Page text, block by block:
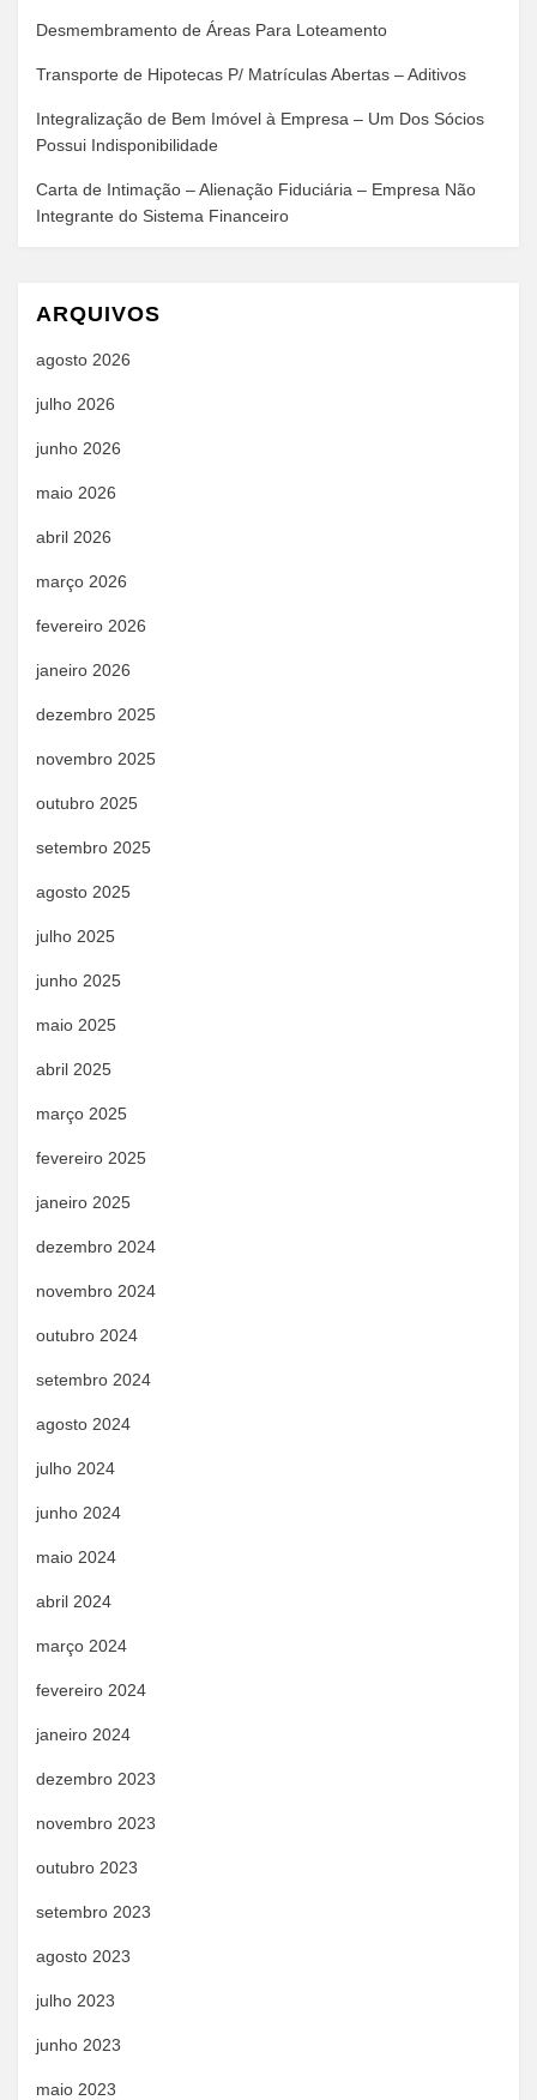
Desmembramento de Áreas Para Loteamento
Transporte de Hipotecas P/ Matrículas Abertas – Aditivos
Integralização de Bem Imóvel à Empresa – Um Dos Sócios
Possui Indisponibilidade
Carta de Intimação – Alienação Fiduciária – Empresa Não
Integrante do Sistema Financeiro
ARQUIVOS
agosto 2026
julho 2026
junho 2026
maio 2026
abril 2026
março 2026
fevereiro 2026
janeiro 2026
dezembro 2025
novembro 2025
outubro 2025
setembro 2025
agosto 2025
julho 2025
junho 2025
maio 2025
abril 2025
março 2025
fevereiro 2025
janeiro 2025
dezembro 2024
novembro 2024
outubro 2024
setembro 2024
agosto 2024
julho 2024
junho 2024
maio 2024
abril 2024
março 2024
fevereiro 2024
janeiro 2024
dezembro 2023
novembro 2023
outubro 2023
setembro 2023
agosto 2023
julho 2023
junho 2023
maio 2023